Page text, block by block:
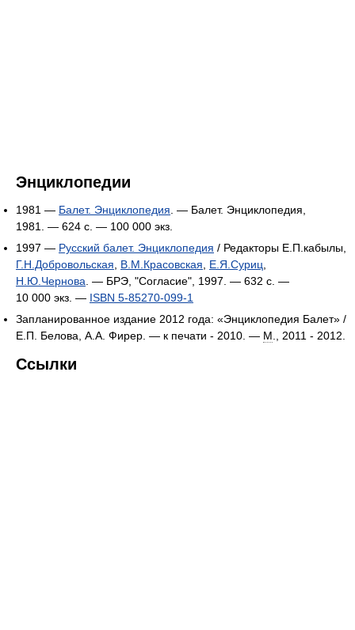
Энциклопедии
1981 — Балет. Энциклопедия . — Балет. Энциклопедия,
1981. — 624 с. — 100 000 экз.
1997 — Русский балет. Энциклопедия / Редакторы Е.П.кабылы,
Г.Н.Добровольская
В.М.Красовская Е.Я.Суриц
Н.Ю.Чернова . — БРЭ, "Согласие", 1997. — 632 с. —
10 000 экз. — ISBN 5-85270-099-1
Запланированное издание 2012 года: «Энциклопедия Балет» /
Е.П. Белова, А.А. Фирер. — к печати - 2010. — М ., 2011 - 2012.
Ссылки